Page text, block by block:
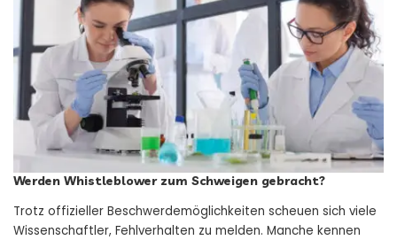
Werden Whistleblower zum Schweigen gebracht?
Trotz offizieller Beschwerdemöglichkeiten scheuen sich viele
Wissenschaftler, Fehlverhalten zu melden. Manche kennen